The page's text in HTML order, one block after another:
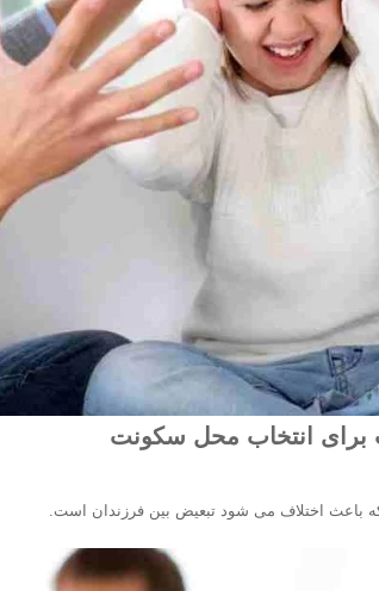
برای انتخاب محل سکونت
باعث اختلاف می شود تبعیض بین فرزندان است.